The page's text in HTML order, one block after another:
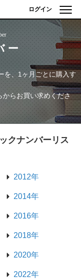
ログイン
ー
を、1ヶ月ごとに購入す
からお買い求めくださ
クナンバーリス
2012年
2014年
2016年
2018年
2020年
2022年